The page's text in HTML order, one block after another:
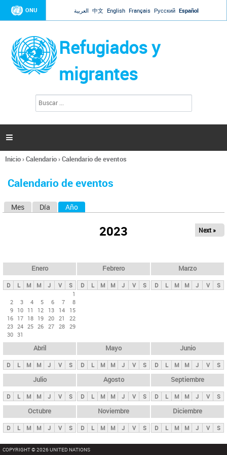
Jump to navigation
ONU العربية 中文 English Français Русский Español
Refugiados y
migrantes
l
d
s

Se
usted
Inicio›Calendario›Calendario de eventos
Calendario de eventos
s
p
n
c
i
p
l
e
s
Mes Día Año
2023 Next »
Enero
D L M M J V
S
1
2
3 4 5 6 7
8
9 10 11 12 13 14
15
16 17 18 19 20 21
22
23 24 25 26 27 28 29
30 31
Febrero
D L M M J V S
Marzo
D L M M J V S
Abril
D L M M J V S
Mayo
D L M M J V S
Junio
D L M M J V S
Julio
D L M M J V S
Agosto
D L M M J V S
Septiembre
D L M M J V S
Octubre
D L M M J V S
Noviembre
D L M M J V S
Diciembre
D L M M J V S
COPYRIGHT © 2026 UNITED NATIONS